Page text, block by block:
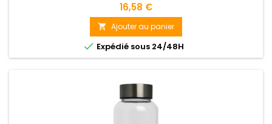
16,58 €
 Ajouter au panier
 Expédié sous 24/48H